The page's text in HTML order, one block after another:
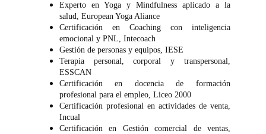
Experto en Yoga y Mindfulness aplicado a la
salud, European Yoga Aliance
Certificación en Coaching con inteligencia
emocional y PNL, Intecoach
Gestión de personas y equipos, IESE
Terapia personal, corporal y transpersonal,
ESSCAN
Certificación en docencia de formación
profesional para el empleo, Liceo 2000
Certificación profesional en actividades de venta,
Incual
Certificación en Gestión comercial de ventas,